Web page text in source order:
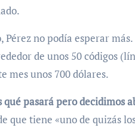
Pérez no podía esperar
de unos 50 códigos
mes unos 700 dólares.
qué pasará pero decidimos
que tiene «uno de quizás